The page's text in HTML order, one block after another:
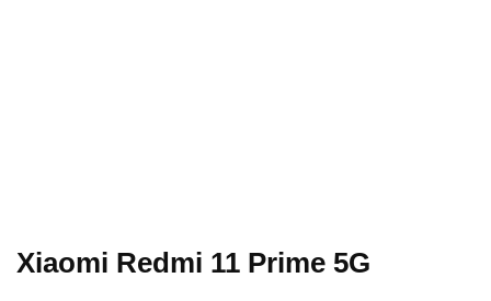
Xiaomi Redmi 11 Prime 5G